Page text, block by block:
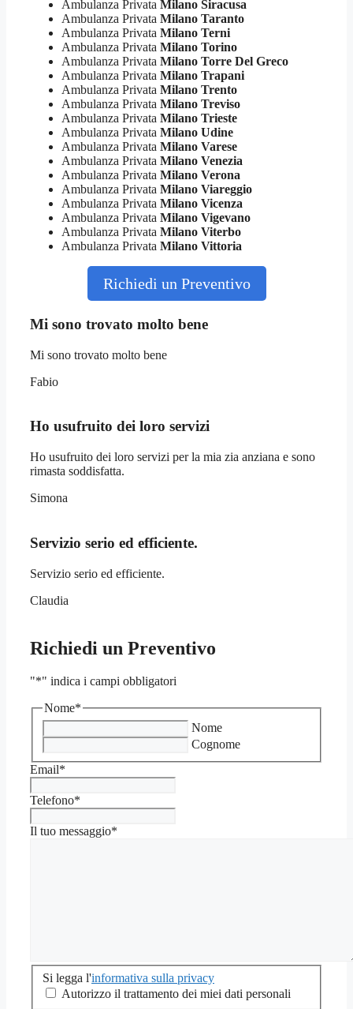
Ambulanza Privata Milano Siracusa
Ambulanza Privata Milano Taranto
Ambulanza Privata Milano Terni
Ambulanza Privata Milano Torino
Ambulanza Privata Milano Torre Del Greco
Ambulanza Privata Milano Trapani
Ambulanza Privata Milano Trento
Ambulanza Privata Milano Treviso
Ambulanza Privata Milano Trieste
Ambulanza Privata Milano Udine
Ambulanza Privata Milano Varese
Ambulanza Privata Milano Venezia
Ambulanza Privata Milano Verona
Ambulanza Privata Milano Viareggio
Ambulanza Privata Milano Vicenza
Ambulanza Privata Milano Vigevano
Ambulanza Privata Milano Viterbo
Ambulanza Privata Milano Vittoria
Richiedi un Preventivo
Mi sono trovato molto bene
Mi sono trovato molto bene
Fabio
Ho usufruito dei loro servizi
Ho usufruito dei loro servizi per la mia zia anziana e sono
rimasta soddisfatta.
Simona
Servizio serio ed efficiente.
Servizio serio ed efficiente.
Claudia
Richiedi un Preventivo
"*" indica i campi obbligatori
Nome*
Nome
Cognome
Email*
Telefono*
Il tuo messaggio*
Si
legga
Si legga l'informativa sulla privacy
Autorizzo il trattamento dei miei dati personali